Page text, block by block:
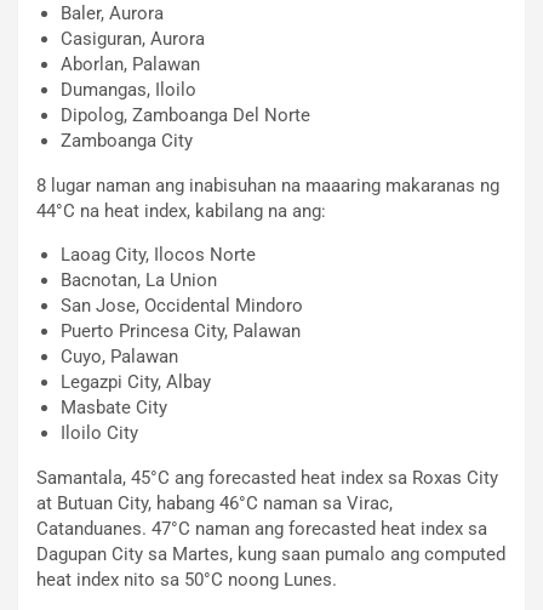
Baler, Aurora
Casiguran, Aurora
Aborlan, Palawan
Dumangas, Iloilo
Dipolog, Zamboanga Del Norte
Zamboanga City
8 lugar naman ang inabisuhan na maaaring makaranas ng
44°C na heat index, kabilang na ang:
Laoag City, Ilocos Norte
Bacnotan, La Union
San Jose, Occidental Mindoro
Puerto Princesa City, Palawan
Cuyo, Palawan
Legazpi City, Albay
Masbate City
Iloilo City
Samantala, 45°C ang forecasted heat index sa Roxas City
at Butuan City, habang 46°C naman sa Virac,
Catanduanes. 47°C naman ang forecasted heat index sa
Dagupan City sa Martes, kung saan pumalo ang computed
heat index nito sa 50°C noong Lunes.